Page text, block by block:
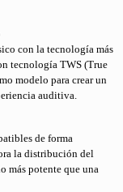
con la tecnología más
tecnología TWS (True
modelo para crear un
auditiva.
de forma
la distribución del
más potente que una